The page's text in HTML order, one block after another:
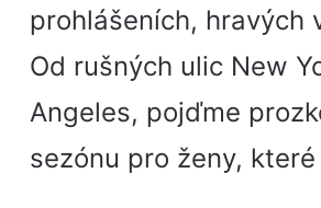
prohlášeních, hravých
Od rušných ulic New
Angeles, pojďme
sezónu pro ženy,